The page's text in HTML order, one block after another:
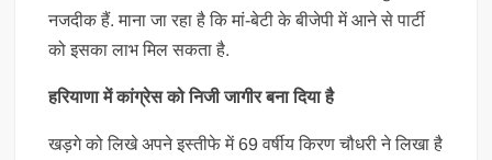
नजदीक हैं. माना जा रहा है कि मां-बेटी के बीजेपी में आने से पार्टी
को इसका लाभ मिल सकता है.
हरियाणा में कांग्रेस को निजी जागीर बना दिया है
खड़गे को लिखे अपने इस्तीफे में 69 वर्षीय किरण चौधरी ने लिखा है